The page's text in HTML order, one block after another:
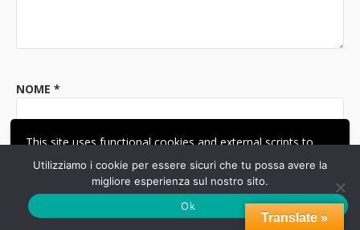
This site uses functional cookies and external scripts to
improve your experience.
LE MIE IMPOSTAZIONI
ACCETTA
NOME *
EMAIL*
Translate »
Utilizziamo i cookie per essere sicuri che tu possa avere la
migliore esperienza sul nostro sito.
Ok